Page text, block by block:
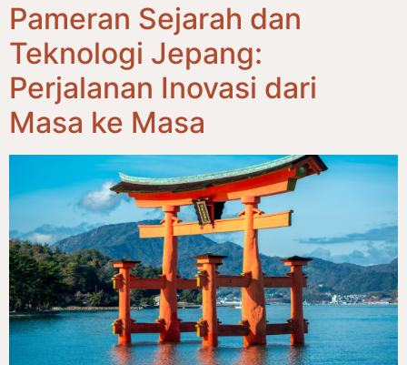
Pameran Sejarah dan
Teknologi Jepang:
Perjalanan Inovasi dari
Masa ke Masa